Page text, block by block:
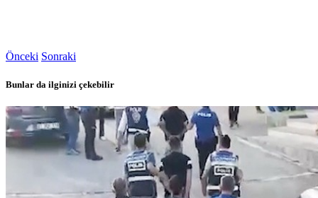
Önceki Sonraki
Bunlar da ilginizi çekebilir